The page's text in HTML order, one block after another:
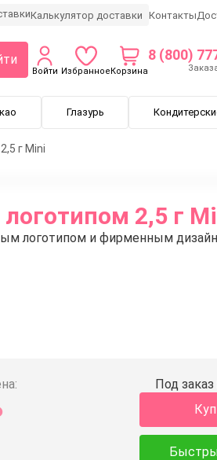
Калькулятор доставки Контакты
Войти ИзбранноеКорзина
8 (800)
Глазурь
г Mini
2,5 г
логотипом и фирменным
Под